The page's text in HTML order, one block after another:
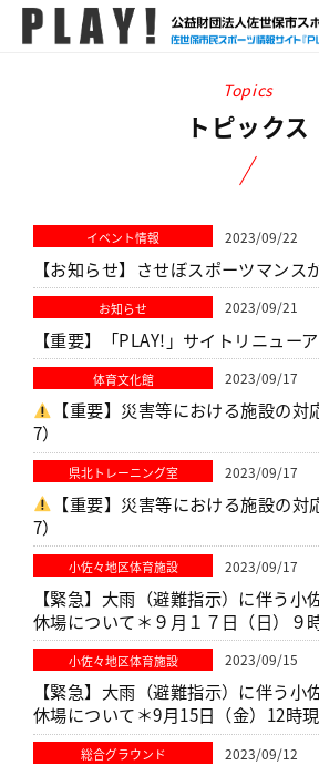
ー
情
報
イ
ト
トピックス
イベント情報 2023/09/22
【お知らせ】させぼスポーツマンス
お知らせ 2023/09/21
【重要】「PLAY!」サイトリニュー
体育文化館 2023/09/17
【重要】災害等における施設の
7）
県北トレーニング室 2023/09/17
【重要】災害等における施設の
7）
小佐々地区体育施設 2023/09/17
【緊急】大雨（避難指示）に伴う小
休場について＊９月１７日（日）９
小佐々地区体育施設 2023/09/15
【緊急】大雨（避難指示）に伴う小
休場について＊9月15日（金）12時
総合グラウンド 2023/09/12
P
L